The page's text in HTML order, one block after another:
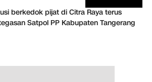
berkedok pijat di Citra Raya terus
Satpol PP Kabupaten Tangerang